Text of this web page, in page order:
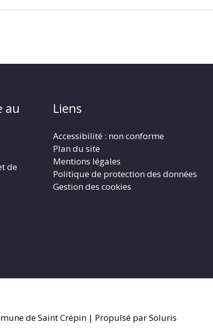
au
de
Liens
Accessibilité : non conforme
Plan du site
Mentions légales
Politique de protection des données
Gestion des cookies
de Saint Crépin| Propulsé par Soluris